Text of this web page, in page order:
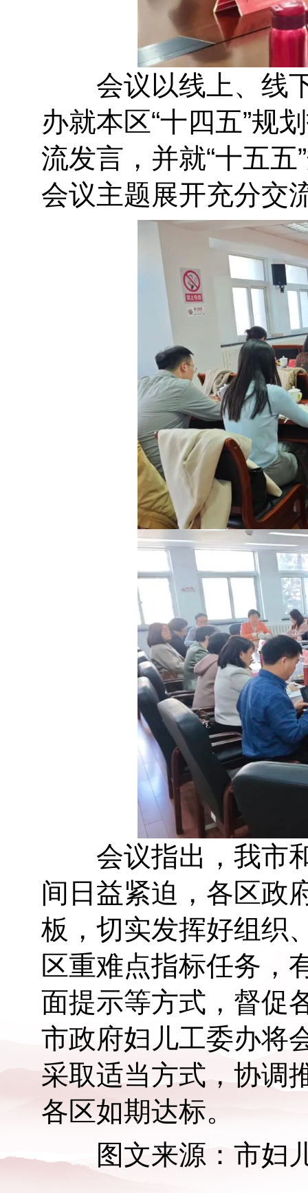
会议以线上、线下
办就本区“十四五”规
流发言，并就“十五
会议主题展开充分交
会议指出，我市和
间日益紧迫，各区政
板，切实发挥好组织
区重难点指标任务，
面提示等方式，督促
市政府妇儿工委办将
采取适当方式，协调
各区如期达标。
图文来源：市妇